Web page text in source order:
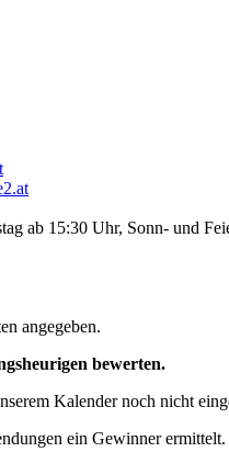
ab 15:30 Uhr, Sonn- und
angegeben.
bewerten.
Kalender noch nicht
ein Gewinner